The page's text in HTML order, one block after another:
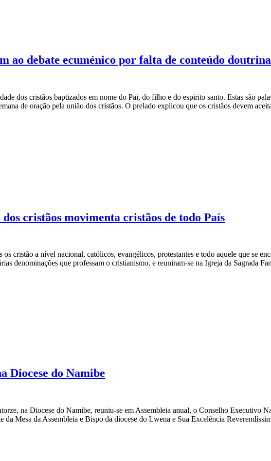
ao debate ecuménico por falta de conteúdo
dos cristãos baptizados em nome do Pai, do filho e do espirito santo. Estas são
de oração pela união dos cristãos. O prelado explicou que os cristãos devem
cristãos movimenta cristãos de todo País
cristão a nível nacional, católicos, evangélicos, protestantes e todo aquele que se
denominações que professam o cristianismo, e reuniram-se na Igreja da Sagrada
Diocese do Namibe
na Diocese do Namibe, reuniu-se em Assembleia anual, o Conselho Executivo
da Mesa da Assembleia e Bispo da diocese do Lwena e Sua Excelência